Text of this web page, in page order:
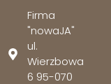
Firma
"nowaJA"
ul.
Wierzbowa
6 95-070